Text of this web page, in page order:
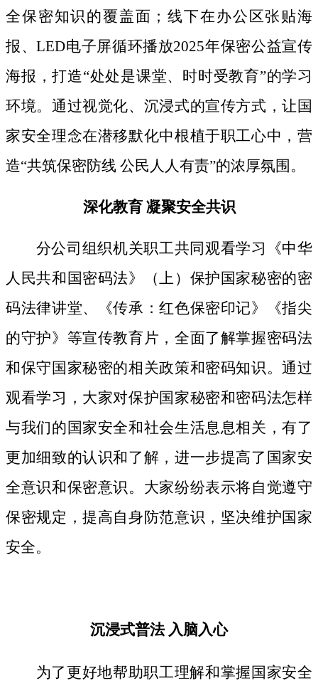
全保密知识的覆盖面；线下在办公区张贴海
报、LED电子屏循环播放2025年保密公益宣传
海报，打造“处处是课堂、时时受教育”的学习
环境。通过视觉化、沉浸式的宣传方式，让国
家安全理念在潜移默化中根植于职工心中，营
造“共筑保密防线 公民人人有责”的浓厚氛围。
深化教育凝聚安全共识
分公司组织机关职工共同观看学习《中华
人民共和国密码法》
（上）保护国家秘密的密
码法律讲堂、
《传承：红色保密印记》《指尖
的守护》等宣传教育片， 全面了解掌握密码法
和保守国家秘密的相关政策和密码知识。通过
观看学习，大家对保护国家秘密和密码法怎样
与我们的国家安全和社会生活息息相关，有了
更加细致的认识和了解，进一步提高了国家安
全意识和保密意识。大家纷纷表示将自觉遵守
保密规定，提高自身防范意识，坚决维护国家
安全。
沉浸式普法 入脑入心
为了更好地帮助职工理解和掌握国家安全